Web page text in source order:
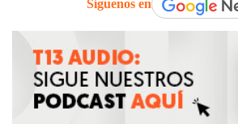
Síguenos en